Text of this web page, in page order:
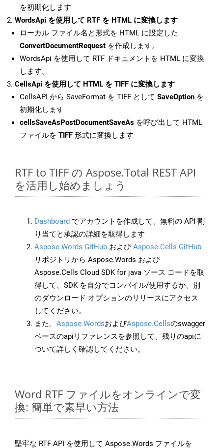
を初期化します
WordsApi を使用して RTF を HTML に変換します
ローカル ファイル名と形式を HTML に設定した
ConvertDocumentRequest を作成します。
WordsApi を使用して RTF ドキュメントを HTML に変換
します。
CellsApi を使用して HTML を TIFF に変換します
CellsAPI から SaveFormat を TIFF として SaveOption を
初期化します
cellsSaveAsPostDocumentSaveAs を呼び出して HTML
ファイルを TIFF 形式に変換します
RTF to TIFF の Aspose.Total REST API
を活用し始めましょう
Dashboard でアカウントを作成して、無料の API 割
り当てと承認の詳細を取得します
Aspose.Words GitHub およびAspose.Cells GitHub
リポジトリから Aspose.Words および
Aspose.Cells Cloud SDK for java ソース コードを取
得して、SDK を自分でコンパイル/使用するか、別
のダウンロード オプションのリリースにアクセス
してください。
また、 Aspose.WordsおよびAspose.Cellsのswagger
ベースのapiリファレンスを参照して、残りのapiに
ついて詳しく確認してください。
Word RTF ファイルをオンラインで変
換: 簡単で素早い方法
堅牢な RTF API を使用して Aspose.Words ファイルを